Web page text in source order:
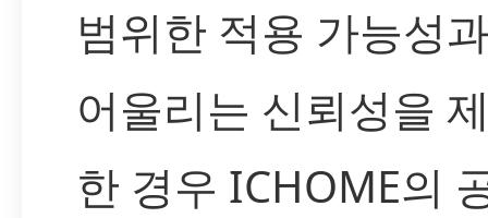
범위한 적용 가능성
어울리는 신뢰성을
한 경우 ICHOME의